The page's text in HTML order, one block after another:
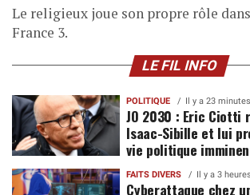
Le religieux joue son propre rôle
France 3.
LE FIL INFO
POLITIQUE Il y a 23 minutes
JO 2030 : Eric Ciotti
Isaac-Sibille et lui
vie politique
FAITS DIVERS Il y a 3 heures
Cyberattaque chez